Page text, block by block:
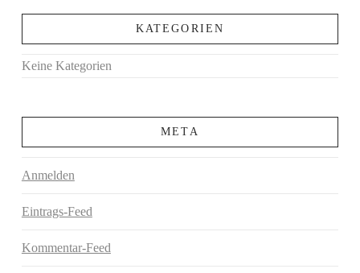
KATEGORIEN
Keine Kategorien
META
Anmelden
Eintrags-Feed
Kommentar-Feed